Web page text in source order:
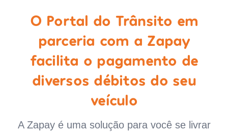
O Portal do Trânsito em
parceria com a Zapay
facilita o pagamento de
diversos débitos do seu
veículo
A Zapay é uma solução para você se livrar